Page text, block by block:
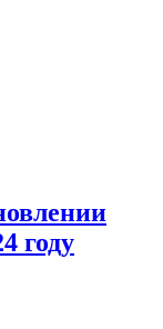
году